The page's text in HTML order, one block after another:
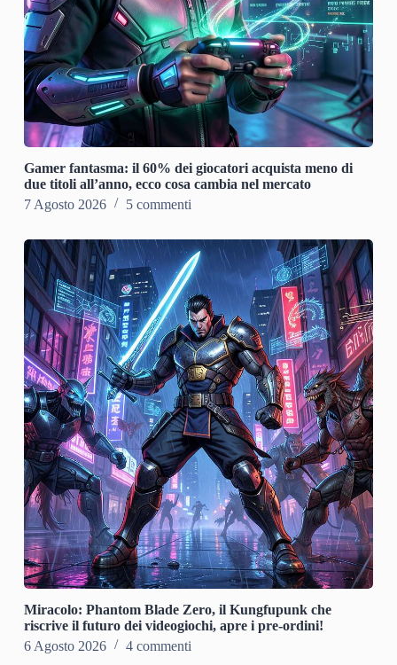
Gamer fantasma: il 60% dei giocatori acquista meno di
due titoli all’anno, ecco cosa cambia nel mercato
7 Agosto 2026
5 commenti
Miracolo: Phantom Blade Zero, il Kungfupunk che
riscrive il futuro dei videogiochi, apre i pre-ordini!
6 Agosto 2026
4 commenti